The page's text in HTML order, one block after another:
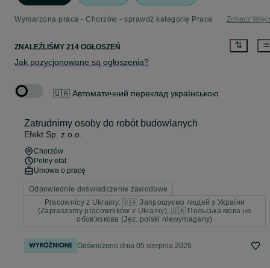
Wymarzona praca - Chorzów - sprawdź kategorię Praca Zobacz
ZNALEŹLIŚMY 214 OGŁOSZEŃ
Jak pozycjonowane są ogłoszenia?
🇺🇦 Автоматичний переклад українською
Zatrudnimy osoby do robót budowlanych
Efekt Sp. z o.o.
Chorzów
Pełny etat
Umowa o pracę
Odpowiednie doświadczenie zawodowe
Pracownicy z Ukrainy: 🇺🇦 Запрошуємо людей з України
(Zapraszamy pracowników z Ukrainy), 🇺🇦 Польська мова не
обов'язкова (Jęz. polski niewymagany)
Odświeżono dnia 05 sierpnia 2026